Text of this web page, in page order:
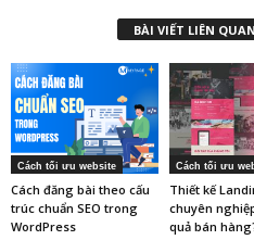
BÀI VIẾT LIÊN QUAN
Cách tối ưu website
Cách đăng bài theo cấu
trúc chuẩn SEO trong
WordPress
Cách tối ưu
Thiết kế
chuyên
quả bán